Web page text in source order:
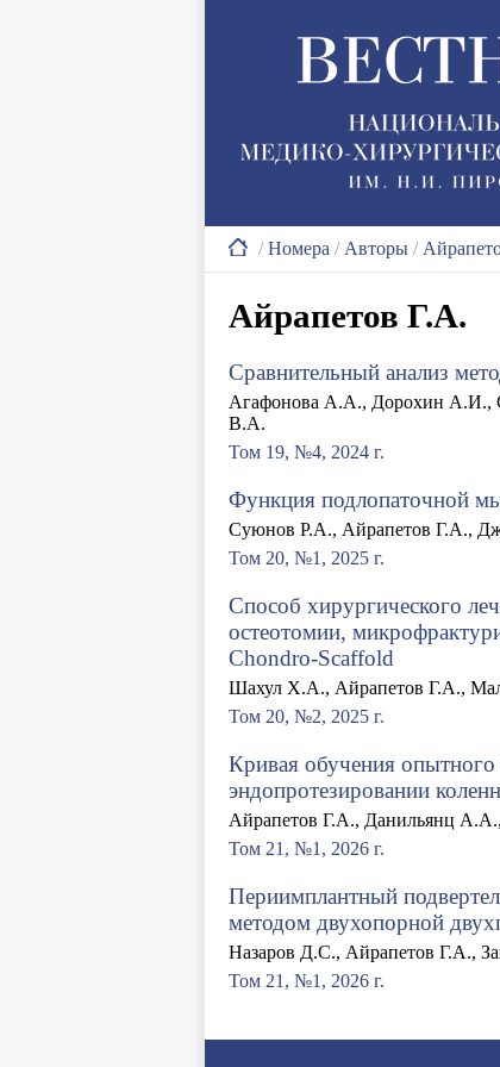
/Номера / Авторы /
Айрапетов Г.А.
Сравнительный анализ
Агафонова А.А., Дорохин А.И.,
В.А.
Том 19, №4, 2024 г.
Функция подлопаточной
Суюнов Р.А., Айрапетов Г.А.,
Том 20, №1, 2025 г.
Способ хирургического
остеотомии,
Chondro-Scaffold
Шахул Х.А., Айрапетов Г.А.,
Том 20, №2, 2025 г.
Кривая обучения
эндопротезировании
Айрапетов Г.А., Данильянц
Том 21, №1, 2026 г.
Периимплантный
методом двухопорной
Назаров Д.С., Айрапетов Г.А.,
Том 21, №1, 2026 г.